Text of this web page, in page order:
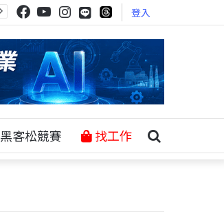
登入
黑客松競賽 找工作